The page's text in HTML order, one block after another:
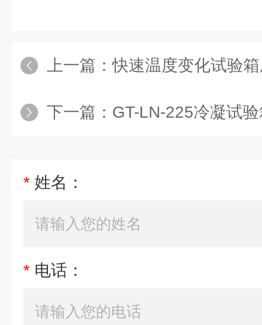
上一篇：快速温度变化试验
下一篇： GT-LN-225冷凝试
* 姓名：
* 电话：